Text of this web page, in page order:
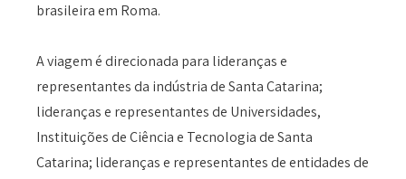
brasileira em Roma.
A viagem é direcionada para lideranças e
representantes da indústria de Santa Catarina;
lideranças e representantes de Universidades,
Instituições de Ciência e Tecnologia de Santa
Catarina; lideranças e representantes de entidades de